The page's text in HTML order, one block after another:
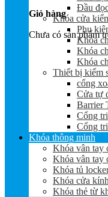
Giỏ hàng
Chưa có sản phẩm
Đầu
Khóa cửa
Phụ
Khóa
Khóa
Khóa
Thiết bị kiểm
cổng
Cửa tự
Barrier
Cổng
Cổng
Khóa thông minh
Khóa vân tay
Khóa vân tay
Khóa tủ
Khóa cửa kính
Khóa thẻ từ